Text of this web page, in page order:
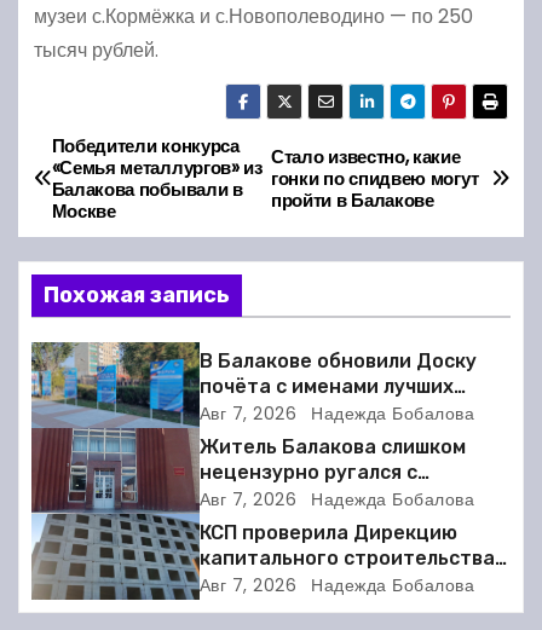
музеи с.Кормёжка и с.Новополеводино — по 250
тысяч рублей.
Н
а
в
и
г
а
ц
и
я
п
Стало известно, какие
гонки по спидвею могут
пройти в Балакове
Победители конкурса
«Семья металлургов» из
Балакова побывали в
Москве
Похожая запись
В Балакове обновили Доску
почёта с именами лучших
спортсменов. Фото
Авг 7, 2026 Надежда Бобалова
Житель Балакова слишком
нецензурно ругался с
соседкой и получил двое суток
ареста
Авг 7, 2026 Надежда Бобалова
КСП проверила Дирекцию
капитального строительства в
Балакове и нашла множество
нарушений
Авг 7, 2026 Надежда Бобалова